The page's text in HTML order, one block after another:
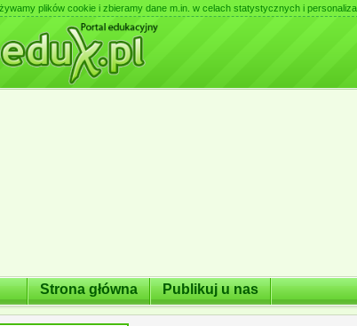
plików cookie i zbieramy dane m.in. w celach statystycznych i
Strona główna Publikuj u nas